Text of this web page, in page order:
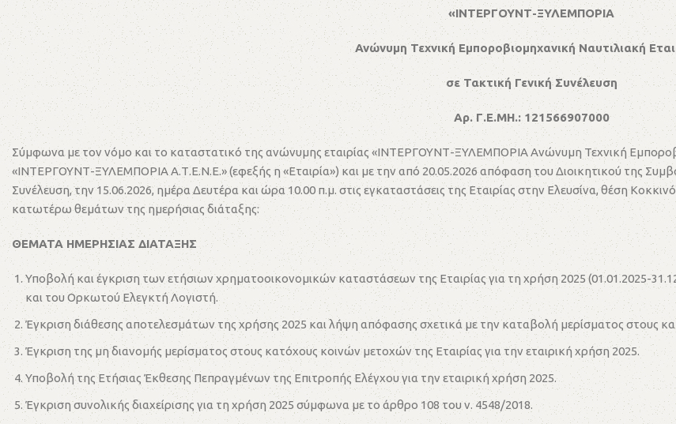
«ΙΝΤΕΡΓΟΥΝΤ-ΞΥΛΕΜΠΟΡΙΑ
Ανώνυμη Τεχνική Εμποροβιομηχανική Ναυτιλιακή
σε Τακτική Γενική Συνέλευση
Αρ. Γ.Ε.ΜΗ.: 121566907000
Σύμφωνα με τον νόμο και το καταστατικό της ανώνυμης εταιρίας «ΙΝΤΕΡΓΟΥΝΤ-ΞΥΛΕΜΠΟΡΙΑ Ανώνυμη Τεχνική
«ΙΝΤΕΡΓΟΥΝΤ-ΞΥΛΕΜΠΟΡΙΑ Α.Τ.Ε.Ν.Ε.» (εφεξής η «Εταιρία») και με την από 20.05.2026 απόφαση του Διοικητικού της
Συνέλευση, την 15.06.2026, ημέρα Δευτέρα και ώρα 10.00 π.μ. στις εγκαταστάσεις της Εταιρίας στην Ελευσίνα, θέση
κατωτέρω θεμάτων της ημερήσιας διάταξης:
ΘΕΜΑΤΑ ΗΜΕΡΗΣΙΑΣ ΔΙΑΤΑΞΗΣ
Υποβολή και έγκριση των ετήσιων χρηματοοικονομικών καταστάσεων της Εταιρίας για τη χρήση 2025 (01.01.2025-
και του Ορκωτού Ελεγκτή Λογιστή.
Έγκριση διάθεσης αποτελεσμάτων της χρήσης 2025 και λήψη απόφασης σχετικά με την καταβολή μερίσματος στους
Έγκριση της μη διανομής μερίσματος στους κατόχους κοινών μετοχών της Εταιρίας για την εταιρική χρήση 2025.
Υποβολή της Ετήσιας Έκθεσης Πεπραγμένων της Επιτροπής Ελέγχου για την εταιρική χρήση 2025.
Έγκριση συνολικής διαχείρισης για τη χρήση 2025 σύμφωνα με το άρθρο 108 του ν. 4548/2018.